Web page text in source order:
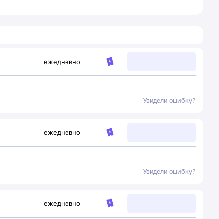
ежедневно
Увидели ошибку?
ежедневно
Увидели ошибку?
ежедневно